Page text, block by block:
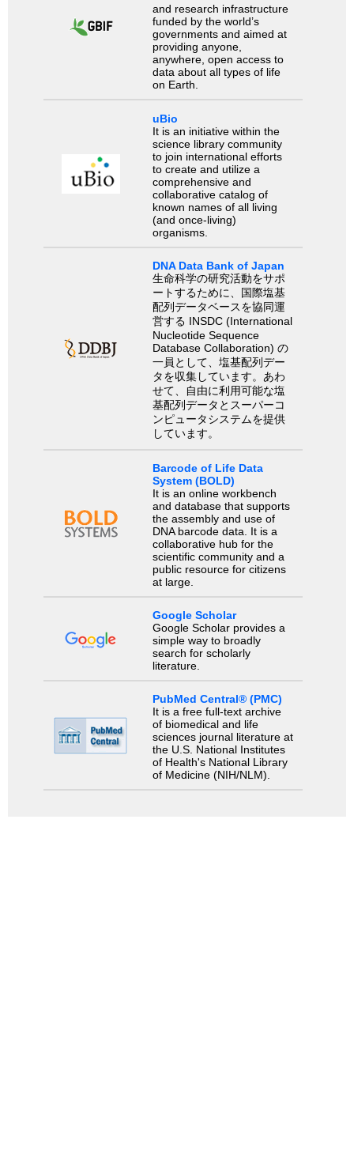
and research infrastructure
funded by the world’s
governments and aimed at
providing anyone,
anywhere, open access to
data about all types of life
on Earth.
uBio
It is an initiative within the
science library community
to join international efforts
to create and utilize a
comprehensive and
collaborative catalog of
known names of all living
(and once-living)
organisms.
DNA Data Bank of Japan
生命科学の研究活動をサポ
ートするために、国際塩基
配列データベースを協同運
営する INSDC (International
Nucleotide Sequence
Database Collaboration) の
一員として、塩基配列デー
タを収集しています。あわ
せて、自由に利用可能な塩
基配列データとスーパーコ
ンピュータシステムを提供
しています。
Barcode of Life Data
System (BOLD)
It is an online workbench
and database that supports
the assembly and use of
DNA barcode data. It is a
collaborative hub for the
scientific community and a
public resource for citizens
at large.
Google Scholar
Google Scholar provides a
simple way to broadly
search for scholarly
literature.
PubMed Central® (PMC)
It is a free full-text archive
of biomedical and life
sciences journal literature at
the U.S. National Institutes
of Health's National Library
of Medicine (NIH/NLM).